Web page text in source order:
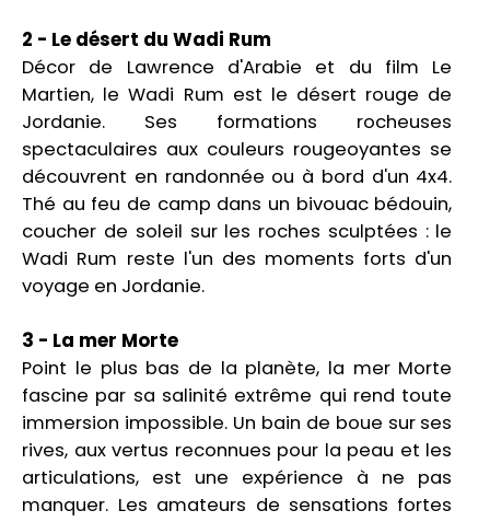
2 - Le désert du Wadi Rum
Décor de Lawrence d'Arabie et du film Le
Martien, le Wadi Rum est le désert rouge de
Jordanie. Ses formations rocheuses
spectaculaires aux couleurs rougeoyantes se
découvrent en randonnée ou à bord d'un 4x4.
Thé au feu de camp dans un bivouac bédouin,
coucher de soleil sur les roches sculptées : le
Wadi Rum reste l'un des moments forts d'un
voyage en Jordanie.
3 - La mer Morte
Point le plus bas de la planète, la mer Morte
fascine par sa salinité extrême qui rend toute
immersion impossible. Un bain de boue sur ses
rives, aux vertus reconnues pour la peau et les
articulations, est une expérience à ne pas
manquer. Les amateurs de sensations fortes